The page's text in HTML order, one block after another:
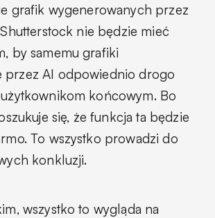
grafik wygenerowanych przez
nie będzie mieć
by samemu grafiki
przez AI odpowiednio drogo
końcowym. Bo
się, że funkcja ta będzie
To wszystko prowadzi do
konkluzji.
wszystko to wygląda na